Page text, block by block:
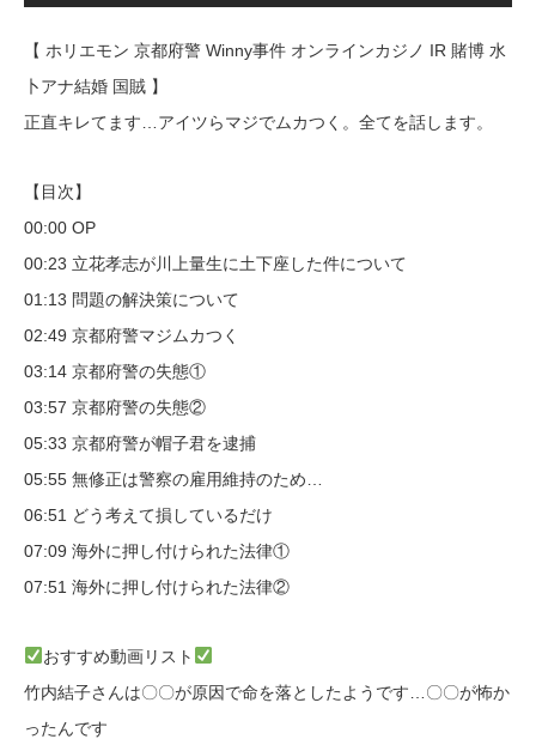
【 ホリエモン 京都府警 Winny事件 オンラインカジノ IR 賭博 水
卜アナ結婚 国賊 】
正直キレてます…アイツらマジでムカつく。全てを話します。
【目次】
00:00 OP
00:23 立花孝志が川上量生に土下座した件について
01:13 問題の解決策について
02:49 京都府警マジムカつく
03:14 京都府警の失態①
03:57 京都府警の失態②
05:33 京都府警が帽子君を逮捕
05:55 無修正は警察の雇用維持のため…
06:51 どう考えて損しているだけ
07:09 海外に押し付けられた法律①
07:51 海外に押し付けられた法律②
おすすめ動画リスト
竹内結子さんは〇〇が原因で命を落としたようです…〇〇が怖か
ったんです